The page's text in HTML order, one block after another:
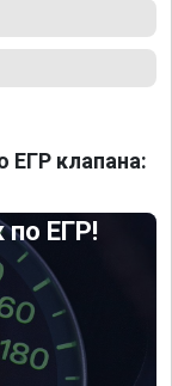
ЕГР клапана:
по ЕГР!